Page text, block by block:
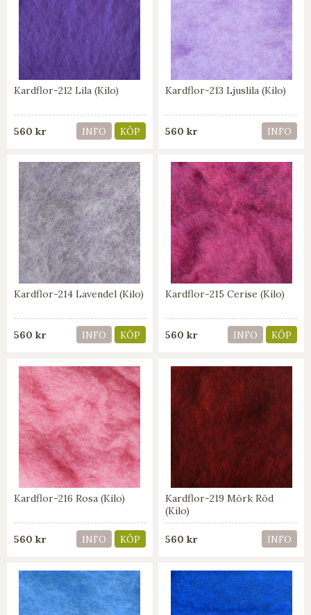
Kardflor-212 Lila (Kilo)
560 kr INFO KÖP
Kardflor-213 Ljuslila (Kilo)
560 kr INFO
Kardflor-214 Lavendel (Kilo)
560 kr INFO KÖP
Kardflor-215 Cerise (Kilo)
560 kr INFO KÖP
Kardflor-216 Rosa (Kilo)
560 kr INFO KÖP
Kardflor-219 Mörk Röd
(Kilo)
560 kr INFO